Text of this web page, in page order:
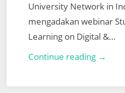
University Network in
mengadakan webinar
Learning on Digital &…
Continue reading →
in